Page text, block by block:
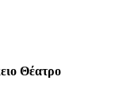
Θέατρο